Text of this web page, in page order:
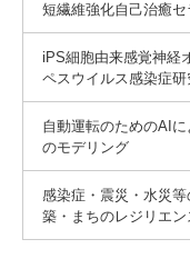
短繊維強化自己治癒
iPS細胞由来感覚神経
ペスウイルス感染症研
自動運転のためのAI
のモデリング
感染症・震災・水災
築・まちのレジリエ